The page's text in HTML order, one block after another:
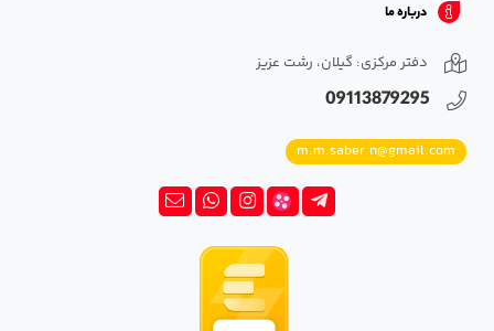
درباره ما
دفتر مرکزی: گیلان، رشت عزیز
09113879295
m.m.saber.n@gmail.com